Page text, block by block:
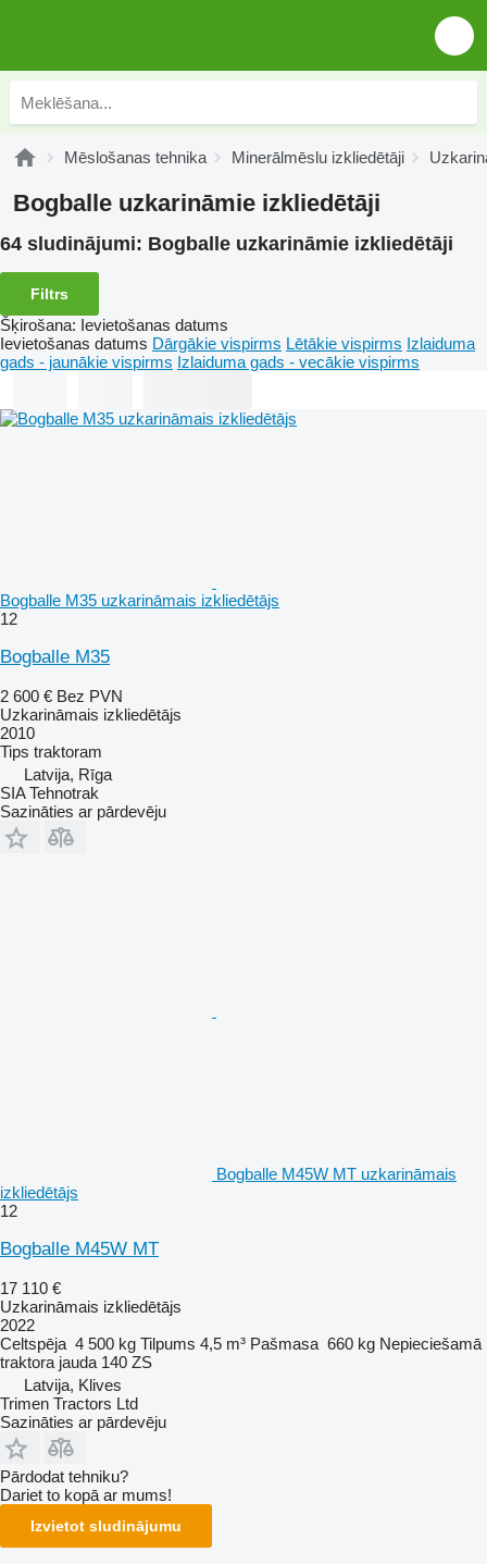
Mēslošanas tehnika Minerālmēslu izkliedētāji
Bogballe uzkarināmie izkliedētāji
64 sludinājumi: Bogballe uzkarināmie izkliedētāji
Filtrs
Šķirošana: Ievietošanas datums
Ievietošanas datums Dārgākie vispirms Lētākie vispirms Izlaiduma
gads - jaunākie vispirms Izlaiduma gads - vecākie vispirms
Bogballe M35 uzkarināmais izkliedētājs
12
Bogballe M35
2 600 € Bez PVN
Uzkarināmais izkliedētājs
2010
Tips traktoram
Latvija, Rīga
SIA Tehnotrak
Sazināties ar pārdevēju
Bogballe M45W MT uzkarināmais
izkliedētājs
12
Bogballe M45W MT
17 110 €
Uzkarināmais izkliedētājs
2022
Celtspēja 4 500 kg Tilpums 4,5 m³ Pašmasa 660 kg Nepieciešamā
traktora jauda 140 ZS
Latvija, Klives
Trimen Tractors Ltd
Sazināties ar pārdevēju
Pārdodat tehniku?
Dariet to kopā ar mums!
Izvietot sludinājumu